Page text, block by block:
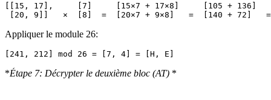
[[15, 17],     [7]     [15×7 + 17×8]     [105 + 136]
Appliquer le module 26:
*Étape 7: Décrypter le deuxième bloc (AT) *